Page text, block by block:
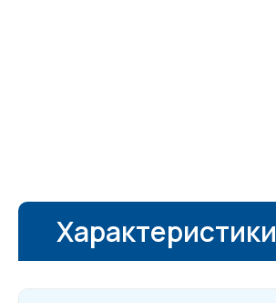
Характеристики